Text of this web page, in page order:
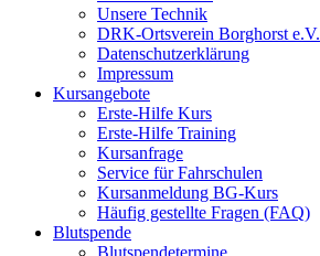
Unsere Technik
DRK-Ortsverein Borghorst e.V.
Datenschutzerklärung
Impressum
Kursangebote
Erste-Hilfe Kurs
Erste-Hilfe Training
Kursanfrage
Service für Fahrschulen
Kursanmeldung BG-Kurs
Häufig gestellte Fragen (FAQ)
Blutspende